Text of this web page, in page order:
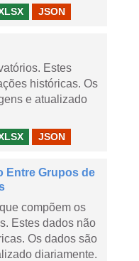
JSON
Estes
históricas. Os
e atualizado
JSON
Entre Grupos de
compõem os
Estes dados não
Os dados são
diariamente.